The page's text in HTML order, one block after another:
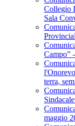
Collegio
Sala
Campo”
terra,
maggio